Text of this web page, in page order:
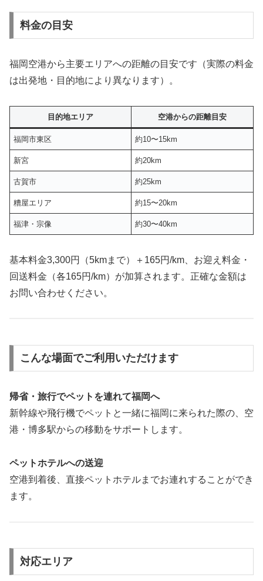
料金の目安
福岡空港から主要エリアへの距離の目安です（実際の料金
は出発地・目的地により異なります）。
目的地エリア 空港からの距離目安
福岡市東区 約10〜15km
新宮 約20km
古賀市 約25km
糟屋エリア 約15〜20km
福津・宗像 約30〜40km
基本料金3,300円（5kmまで）＋165円/km、お迎え料金・
回送料金（各165円/km）が加算されます。正確な金額は
お問い合わせください。
こんな場面でご利用いただけます
帰省・旅行でペットを連れて福岡へ
新幹線や飛行機でペットと一緒に福岡に来られた際の、空
港・博多駅からの移動をサポートします。
ペットホテルへの送迎
空港到着後、直接ペットホテルまでお連れすることができ
ます。
対応エリア